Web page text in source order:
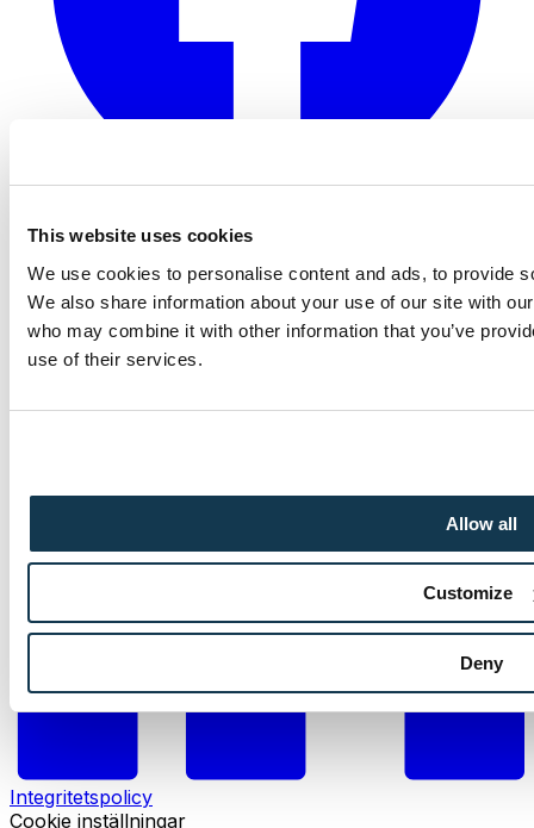
This website uses cookies
We use cookies to personalise content and ads, to provide
We also share information about your use of our site with
who may combine it with other information that you’ve
use of their services.
Allow all
Customize
Deny
Integritetspolicy
Cookie inställningar